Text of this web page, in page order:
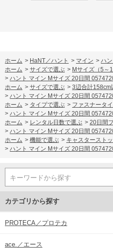
ホーム > HaNT／ハント > マイン > ハ
ホーム > サイズで選ぶ > Mサイズ（5～
> ハント マイン Mサイズ 20日間
ホーム > サイズで選ぶ > 3辺合計158cm
> ハント マイン Mサイズ 20日間
ホーム > タイプで選ぶ > ファスナータ
> ハント マイン Mサイズ 20日間
ホーム > レンタル日数で選ぶ > 20日間
> ハント マイン Mサイズ 20日間
ホーム > 機能で選ぶ > キャスタースト
> ハント マイン Mサイズ 20日間
キーワードから探す
カテゴリから探す
PROTECA／プロテカ
ace.／エース